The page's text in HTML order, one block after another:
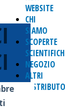
WEBSITE
CHI
SIAMO
SCOPERTE
NEGOZIO
ALTRI